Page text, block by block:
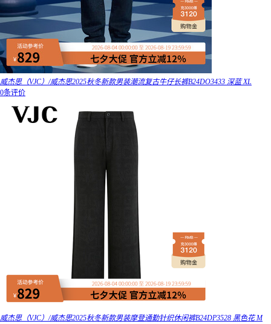
威杰思（VJC）/威杰思2025秋冬新款男装潮流复古牛仔长裤B24DO3433 深蓝 XL
0条评价
威杰思（VJC）/威杰思2025秋冬新款男装摩登通勤针织休闲裤B24DP3528 黑色花 M